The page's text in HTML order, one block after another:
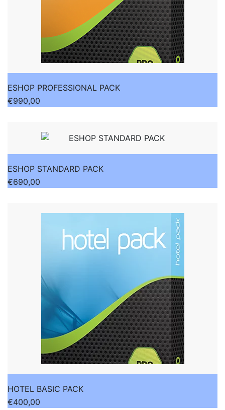
ESHOP PROFESSIONAL PACK
€990,00
ESHOP STANDARD PACK
€690,00
HOTEL BASIC PACK
€400,00